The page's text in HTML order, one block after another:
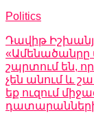
Politics
Դավիթ
«Ամենածանրը
շպրտում են, որ
չեն անում և
եք ուզում